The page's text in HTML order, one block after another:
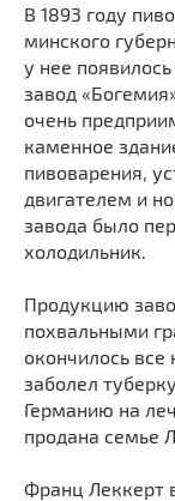
В 1893 году
минского
у нее
завод
очень
каменное
пивоварения,
двигателем и
завода было
холодильник.
Продукцию
похвальными
окончилось все
заболел
Германию на
продана семье
Франц Леккерт